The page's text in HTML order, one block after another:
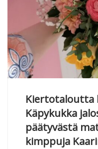
Kiertotaloutta
Käpykukka
päätyvästä
kimppuja